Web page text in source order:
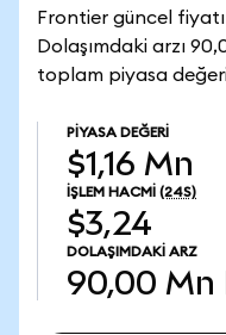
Frontier güncel fiyatı
Dolaşımdaki arzı
toplam piyasa değeri
PIYASA DEĞERI
$1,16 Mn
İŞLEM HACMI (24S)
$3,24
DOLAŞIMDAKI ARZ
90,00 Mn